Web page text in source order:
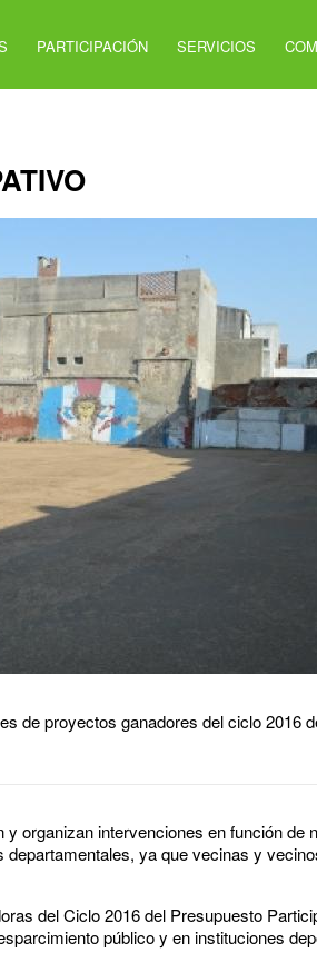
PARTICIPACIÓN SERVICIOS
de proyectos ganadores del ciclo 2016
organizan intervenciones en función de
ya que vecinas y
del Ciclo 2016 del Presupuesto
público y en instituciones